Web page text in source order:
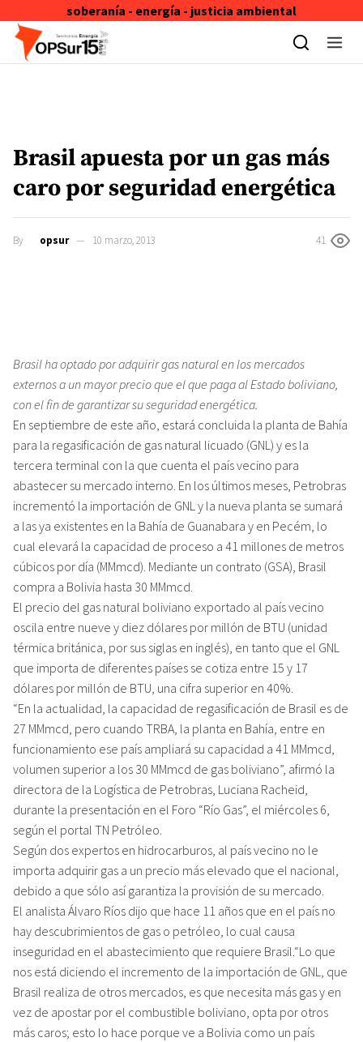
soberanía - energía - justicia ambiental
Skip to content
Brasil apuesta por un gas más
caro por seguridad energética
By opsur 10 marzo, 2013 41
Brasil ha optado por adquirir gas natural en los mercados
externos a un mayor precio que el que paga al Estado boliviano,
con el fin de garantizar su seguridad energética.
En septiembre de este año, estará concluida la planta de Bahía
para la regasificación de gas natural licuado (GNL) y es la
tercera terminal con la que cuenta el país vecino para
abastecer su mercado interno. En los últimos meses, Petrobras
incrementó la importación de GNL y la nueva planta se sumará
a las ya existentes en la Bahía de Guanabara y en Pecém, lo
cual elevará la capacidad de proceso a 41 millones de metros
cúbicos por día (MMmcd). Mediante un contrato (GSA), Brasil
compra a Bolivia hasta 30 MMmcd.
El precio del gas natural boliviano exportado al país vecino
oscila entre nueve y diez dólares por millón de BTU (unidad
térmica británica, por sus siglas en inglés), en tanto que el GNL
que importa de diferentes países se cotiza entre 15 y 17
dólares por millón de BTU, una cifra superior en 40%.
“En la actualidad, la capacidad de regasificación de Brasil es de
27 MMmcd, pero cuando TRBA, la planta en Bahía, entre en
funcionamiento ese país ampliará su capacidad a 41 MMmcd,
volumen superior a los 30 MMmcd de gas boliviano”, afirmó la
directora de la Logística de Petrobras, Luciana Racheid,
durante la presentación en el Foro “Río Gas”, el miércoles 6,
según el portal TN Petróleo.
Según dos expertos en hidrocarburos, al país vecino no le
importa adquirir gas a un precio más elevado que el nacional,
debido a que sólo así garantiza la provisión de su mercado.
El analista Álvaro Ríos dijo que hace 11 años que en el país no
hay descubrimientos de gas o petróleo, lo cual causa
inseguridad en el abastecimiento que requiere Brasil.“Lo que
nos está diciendo el incremento de la importación de GNL, que
Brasil realiza de otros mercados, es que necesita más gas y en
vez de apostar por el combustible boliviano, opta por otros
más caros; esto lo hace porque ve a Bolivia como un país